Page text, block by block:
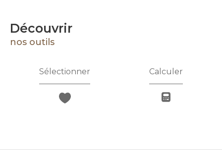
découvrir
nos outils
Sélectionner Calculer